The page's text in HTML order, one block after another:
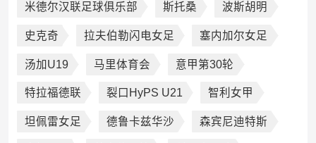
米德尔汉联足球俱乐部 斯托桑 波斯胡明
史克奇 拉夫伯勒闪电女足 塞内加尔女足
汤加U19 马里体育会 意甲第30轮
特拉福德联 裂口HyPS U21 智利女甲
坦佩雷女足 德鲁卡兹华沙 森宾尼迪特斯